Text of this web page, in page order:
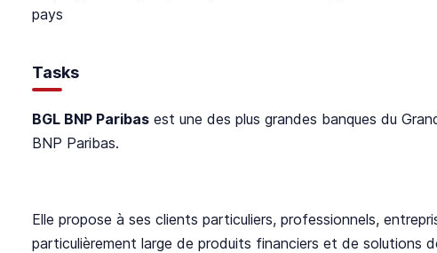
pays
Tasks
BGL BNP Paribas est une des plus grandes banques du
BNP Paribas.
Elle propose à ses clients particuliers, professionnels,
particulièrement large de produits financiers et de solutions